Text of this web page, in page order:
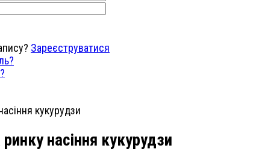
Зареєструватися
насіння кукурудзи